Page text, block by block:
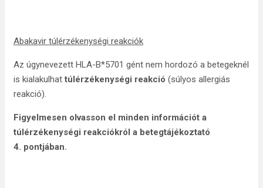
Abakavir túlérzékenységi reakciók
Az úgynevezett HLA-B*5701 gént nem hordozó a betegeknél
is kialakulhattúlérzékenységi reakció (súlyos allergiás
reakció).
Figyelmesen olvasson el minden információt a
túlérzékenységi reakciókról a betegtájékoztató
4. pontjában.